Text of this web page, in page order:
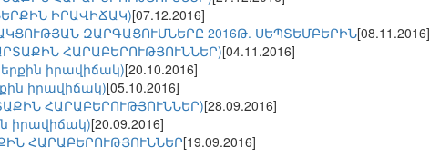
ԻՐԱՎԻՃԱԿ)[07.12.2016]
ԶԱՐԳԱՑՈՒՄՆԵՐԸ 2016Թ. ՍԵՊՏԵՄԲԵՐԻՆ[08.11.2016]
ՀԱՐԱԲԵՐՈՒԹՅՈՒՆՆԵՐ)[04.11.2016]
իրավիճակ)[20.10.2016]
իրավիճակ)[05.10.2016]
ՀԱՐԱԲԵՐՈՒԹՅՈՒՆՆԵՐ)[28.09.2016]
իրավիճակ)[20.09.2016]
ՀԱՐԱԲԵՐՈՒԹՅՈՒՆՆԵՐ[19.09.2016]